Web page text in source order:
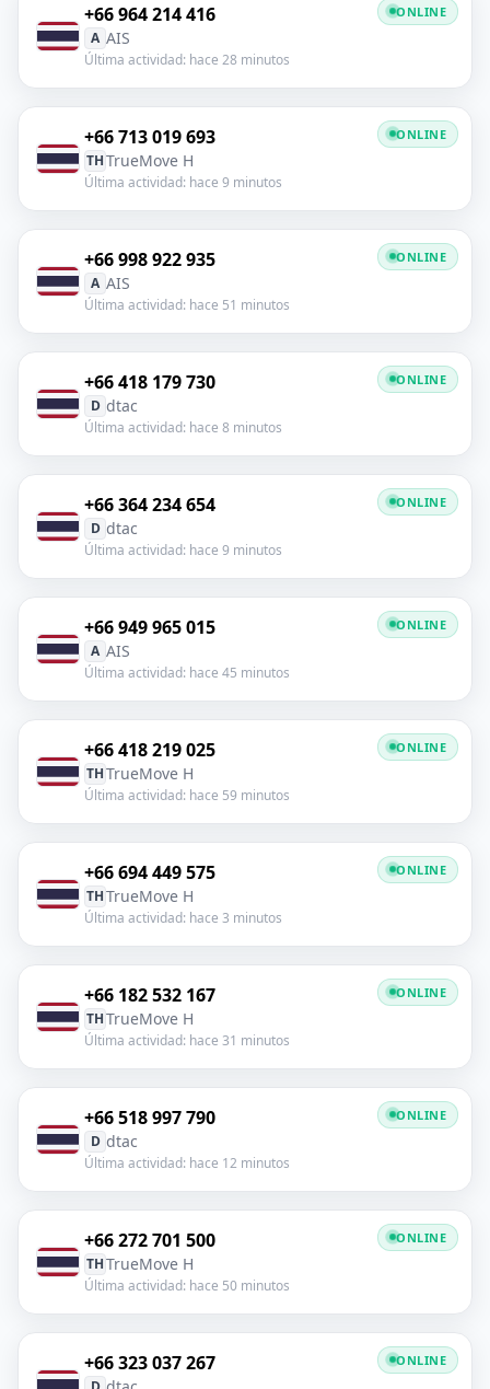
+66 964 214 416
A AIS
Última actividad: hace 28 minutos
ONLINE
+66 713 019 693
THTrueMove H
Última actividad: hace 9 minutos
ONLINE
+66 998 922 935
A AIS
Última actividad: hace 51 minutos
ONLINE
+66 418 179 730
D dtac
Última actividad: hace 8 minutos
ONLINE
+66 364 234 654
D dtac
Última actividad: hace 9 minutos
ONLINE
+66 949 965 015
A AIS
Última actividad: hace 45 minutos
ONLINE
+66 418 219 025
THTrueMove H
Última actividad: hace 59 minutos
ONLINE
+66 694 449 575
THTrueMove H
Última actividad: hace 3 minutos
ONLINE
+66 182 532 167
THTrueMove H
Última actividad: hace 31 minutos
ONLINE
+66 518 997 790
D dtac
Última actividad: hace 12 minutos
ONLINE
+66 272 701 500
THTrueMove H
Última actividad: hace 50 minutos
ONLINE
+66 323 037 267 ONLINE